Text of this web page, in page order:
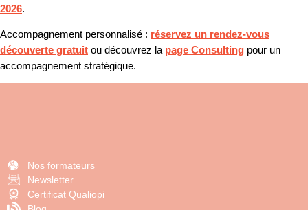
2026.
Accompagnement personnalisé : réservez un rendez-vous
découverte gratuit ou découvrez la page Consulting pour un
accompagnement stratégique.
Nos formateurs
Newsletter
Certificat Qualiopi